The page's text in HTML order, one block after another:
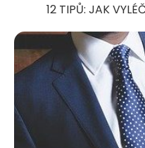
12 TIPŮ: JAK